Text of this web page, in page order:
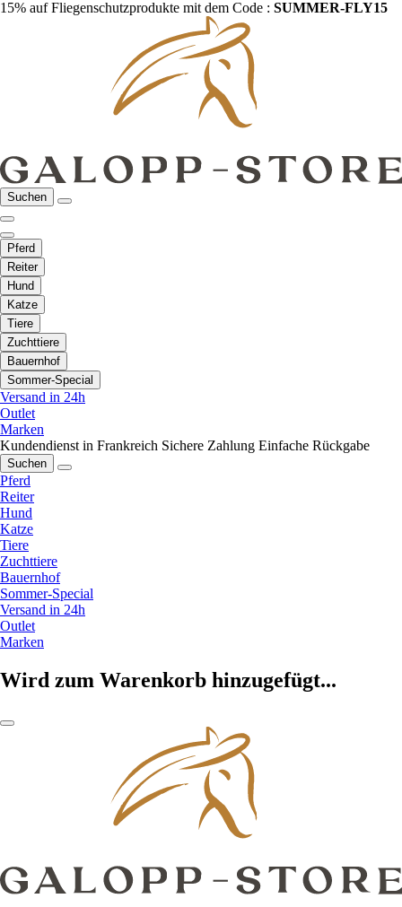
15% auf Fliegenschutzprodukte mit dem Code : SUMMER-FLY15
Suchen
Pferd
Reiter
Hund
Katze
Tiere
Zuchttiere
Bauernhof
Sommer-Special
Versand in 24h
Outlet
Marken
Kundendienst in Frankreich Sichere Zahlung Einfache Rückgabe
Suchen
Pferd
Reiter
Hund
Katze
Tiere
Zuchttiere
Bauernhof
Sommer-Special
Versand in 24h
Outlet
Marken
Wird zum Warenkorb hinzugefügt...